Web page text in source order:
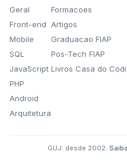
Geral
Front-end
Mobile
SQL
JavaScript
PHP
Android
Arquitetura
Formacoes
Artigos
Graduacao FIAP
Pos-Tech FIAP
Livros Casa do
GUJ: desde 2002.